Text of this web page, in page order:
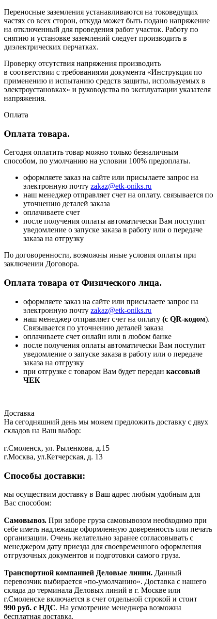
Переносные заземления устанавливаются на токоведущих
частях со всех сторон, откуда может быть подано напряжение
на отключенный для проведения работ участок. Работу по
снятию и установке заземлений следует производить в
диэлектрических перчатках.
Проверку отсутствия напряжения производить
в соответствии с требованиями документа «Инструкция по
применению и испытанию средств защиты, используемых в
электроустановках» и руководства по эксплуатации указателя
напряжения.
Оплата
Оплата товара.
Сегодня оплатить товар можно только безналичным
способом, по умолчанию на условии 100% предоплаты.
оформляете заказ на сайте или присылаете запрос на
электронную почту zakaz@etk-oniks.ru
наш менеджер отправляет счет на оплату. связывается по
уточнению деталей заказа
оплачиваете счет
после получения оплаты автоматически Вам поступит
уведомление о запуске заказа в работу или о передаче
заказа на отгрузку
По договоренности, возможны иные условия оплаты при
заключении Договора.
Оплата товара от Физического лица.
оформляете заказ на сайте или присылаете запрос на
электронную почту zakaz@etk-oniks.ru
наш менеджер отправляет счет на оплату (с QR-кодом).
Связывается по уточнению деталей заказа
оплачиваете счет онлайн или в любом банке
после получения оплаты автоматически Вам поступит
уведомление о запуске заказа в работу или о передаче
заказа на отгрузку
при отгрузке с товаром Вам будет передан кассовый
ЧЕК
Доставка
На сегодняшний день мы можем предложить доставку с двух
складов на Ваш выбор:
г.Смоленск, ул. Рыленкова, д.15
г.Москва, ул.Кетчерская, д. 13
Способы доставки:
мы осуществим доставку в Ваш адрес любым удобным для
Вас способом:
Самовывоз. При заборе груза самовывозом необходимо при
себе иметь надлежаще оформленную доверенность или печать
организации. Очень желательно заранее согласовывать с
менеджером дату приезда для своевременного оформления
отгрузочных документов и подготовки самого груза.
Транспортной компанией Деловые линии. Данный
перевозчик выбирается «по-умолчанию». Доставка с нашего
склада до терминала Деловых линий в г. Москве или
г.Смоленске включается в счет отдельной строкой и стоит
990 руб. с НДС. На усмотрение менеджера возможна
бесплатная доставка.